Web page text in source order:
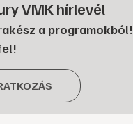
VMK hírlevél
a programokból!